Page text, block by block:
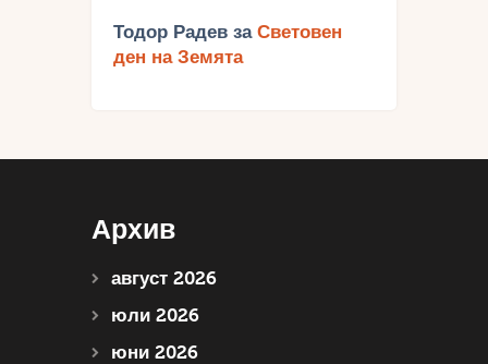
Тодор Радев за Световен
ден на Земята
Архив
август 2026
юли 2026
юни 2026